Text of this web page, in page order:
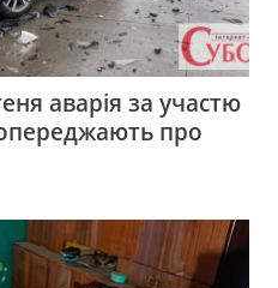
аварія за участю
про